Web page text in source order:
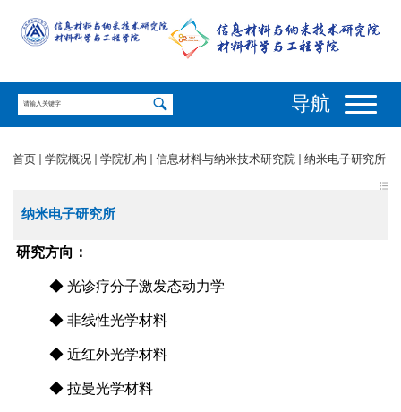
导航
首页 学院概况 学院机构 信息材料与纳米技术研究院 纳米电子研究所
纳米电子研究所
研究方向：
◆ 光诊疗分子激发态动力学
◆ 非线性光学材料
◆ 近红外光学材料
◆ 拉曼光学材料